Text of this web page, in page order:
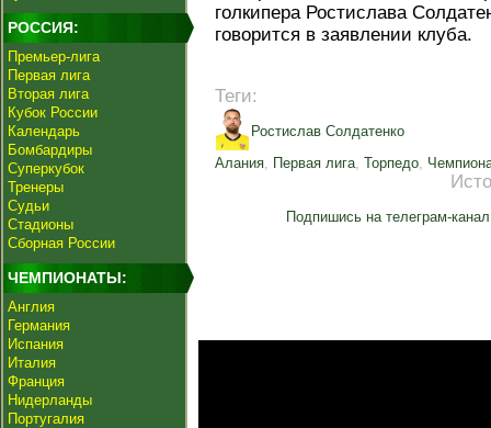
РОССИЯ:
Премьер-лига
Первая лига
Вторая лига
Кубок России
Календарь
Бомбардиры
Суперкубок
Тренеры
Судьи
Стадионы
Сборная России
ЧЕМПИОНАТЫ:
Англия
Германия
Испания
Италия
Франция
Нидерланды
Португалия
голкипера Ростислава
говорится в заявлении клуба.
Теги:
Ростислав Солдатенко
Алания, Первая лига, Торпедо,
Подпишись на телеграм-